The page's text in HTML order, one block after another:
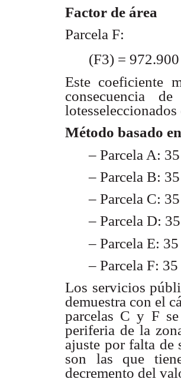
Factor de área
Parcela F:
(F3) =
Este coeficiente
consecuencia
Método basado
– Parcela A:
– Parcela B:
– Parcela C:
– Parcela D:
– Parcela E:
– Parcela F:
Los servicios
demuestra con el
parcelas C y F
periferia de la
ajuste por falta
son las que
decremento del